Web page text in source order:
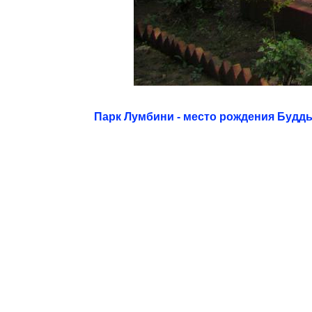
Парк Лумбини - место рождения